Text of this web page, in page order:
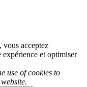
vous acceptez
et optimiser
use of cookies to